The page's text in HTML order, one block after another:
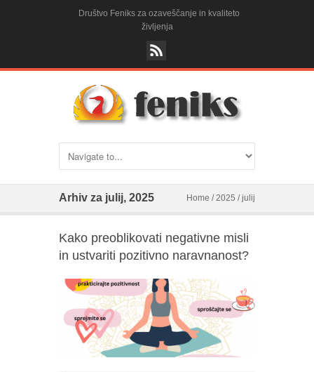
Društvo Feniks za ozaveščanje in kvaliteto
življenja
Arhiv za julij, 2025 Home /2025 /julij
Kako preoblikovati negativne misli
in ustvariti pozitivno naravnanost?